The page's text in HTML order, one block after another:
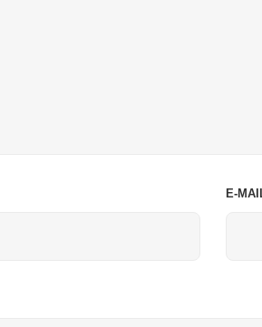
E-